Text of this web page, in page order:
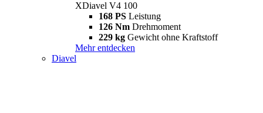
XDiavel V4 100
168 PS Leistung
126 Nm Drehmoment
229 kg Gewicht ohne Kraftstoff
Mehr entdecken
Diavel